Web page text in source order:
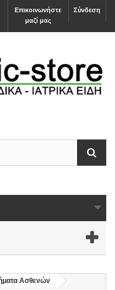
Σύνδεση
Επικοινωνήστε
μαζί μας
Ασθενών